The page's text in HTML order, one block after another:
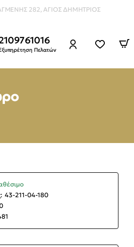
282, ΆΓΙΟΣ ΔΗΜΉΤΡΙΟΣ
Πελατών
43-211-04-180